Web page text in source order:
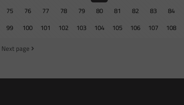
75 76 77 78 79 80 81 82 83 84
99 100 101 102 103 104 105 106 107 108
Next page